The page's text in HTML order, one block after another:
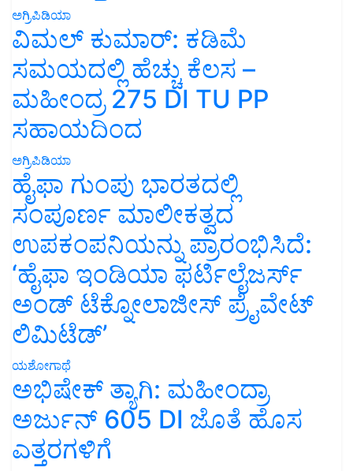
ಅಗ್ರಿಪಿಡಿಯಾ
ವಿಮಲ್ ಕುಮಾರ್: ಕಡಿಮೆ
ಸಮಯದಲ್ಲಿ ಹೆಚ್ಚು ಕೆಲಸ –
ಮಹೀಂದ್ರ 275 DI TU PP
ಸಹಾಯದಿಂದ
ಅಗ್ರಿಪಿಡಿಯಾ
ಹೈಫಾ ಗುಂಪು ಭಾರತದಲ್ಲಿ
ಸಂಪೂರ್ಣ ಮಾಲೀಕತ್ವದ
ಉಪಕಂಪನಿಯನ್ನು ಪ್ರಾರಂಭಿಸಿದೆ:
‘ಹೈಫಾ ಇಂಡಿಯಾ ಫರ್ಟಿಲೈಜರ್ಸ್
ಅಂಡ್ ಟೆಕ್ನೋಲಾಜೀಸ್ ಪ್ರೈವೇಟ್
ಲಿಮಿಟೆಡ್’
ಯಶೋಗಾಥೆ
ಅಭಿಷೇಕ್ ತ್ಯಾಗಿ: ಮಹೀಂದ್ರಾ
ಅರ್ಜುನ್ 605 DI ಜೊತೆ ಹೊಸ
ಎತ್ತರಗಳಿಗೆ